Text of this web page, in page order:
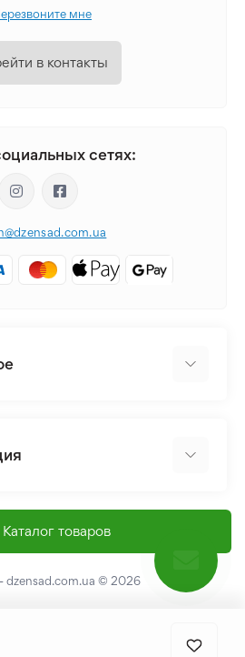
мне
в контакты
сетях:
Каталог товаров
dzensad.com.ua © 2026